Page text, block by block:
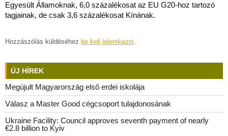
Egyesült Államoknak, 6,0 százalékosat az EU G20-hoz tartozó
tagjainak, de csak 3,6 százalékosat Kínának.
Hozzászólás küldéséhez be kell jelentkezni.
ÚJ HÍREK
Megújult Magyarország első erdei iskolája
Válasz a Master Good cégcsoport tulajdonosának
Ukraine Facility: Council approves seventh payment of nearly
€2.8 billion to Kyiv